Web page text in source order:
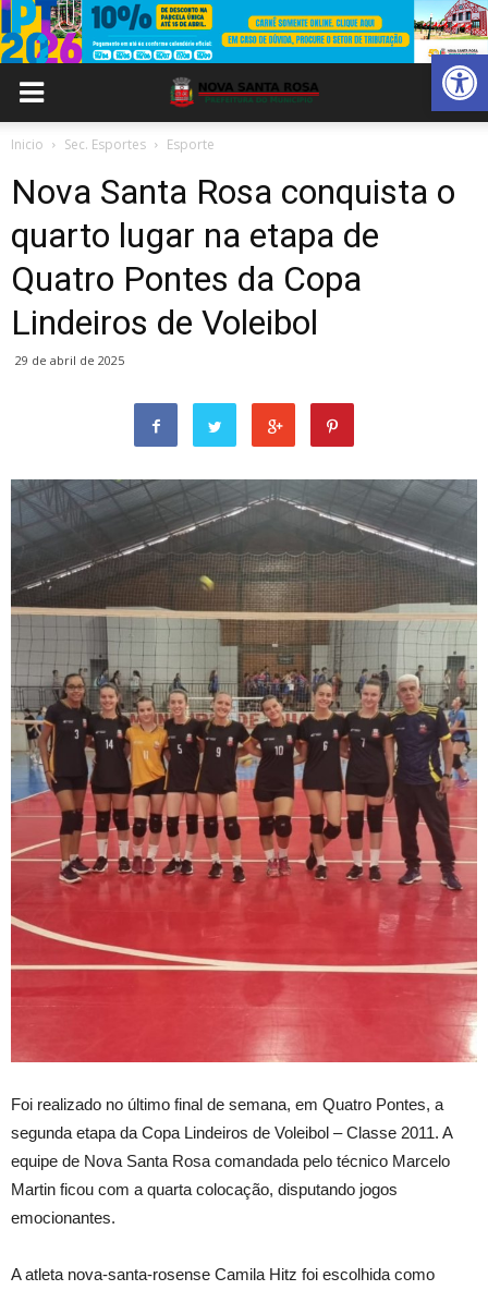
Abrir
Inicio Sec. Esportes Esporte
Nova Santa Rosa conquista o
quarto lugar na etapa de
Quatro Pontes da Copa
Lindeiros de Voleibol
29 de abril de 2025
Foi realizado no último final de semana, em Quatro Pontes, a
segunda etapa da Copa Lindeiros de Voleibol – Classe 2011. A
equipe de Nova Santa Rosa comandada pelo técnico Marcelo
Martin ficou com a quarta colocação, disputando jogos
emocionantes.
A atleta nova-santa-rosense Camila Hitz foi escolhida como